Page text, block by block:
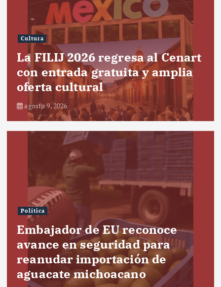
Cultura
La FILIJ 2026 regresa al Cenart
con entrada gratuita y amplia
oferta cultural
agosto 9, 2026
Política
Embajador de EU reconoce
avance en seguridad para
reanudar importación de
aguacate michoacano